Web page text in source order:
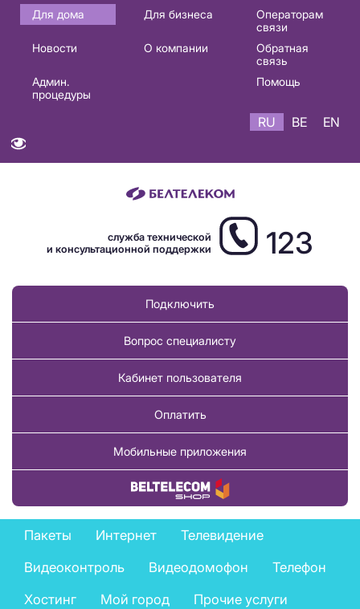
Основная
навигация
Для дома Для бизнеса
Операторам
связи
Новости
О компании
Обратная
связь
Админ.
процедуры
Помощь
RU BE EN
служба технической
и консультационной поддержки
123
Подключить
Вопрос специалисту
Кабинет пользователя
Оплатить
Мобильные приложения
Купить товар
Private
services
menu
Пакеты Интернет
Телевидение
Видеоконтроль
Видеодомофон
Телефон
Хостинг
Мой город
Прочие услуги